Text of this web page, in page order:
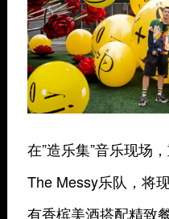
在”造乐集”音乐现场，
The Messy乐队，将
有香槟美酒搭配精致